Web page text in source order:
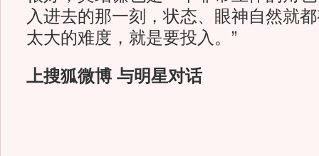
入进去的那一刻，状态、眼神自然就
太大的难度，就是要投入。”
上搜狐微博 与明星对话